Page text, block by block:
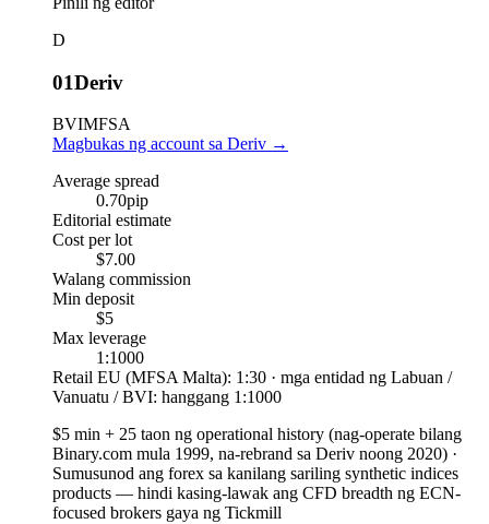
D
01Deriv
BVIMFSA
Magbukas ng account sa Deriv →
Average spread
0.70pip
Editorial estimate
Cost per lot
$7.00
Walang commission
Min deposit
$5
Max leverage
1:1000
Retail EU (MFSA Malta): 1:30 · mga entidad ng Labuan /
Vanuatu / BVI: hanggang 1:1000
$5 min + 25 taon ng operational history (nag-operate bilang
Binary.com mula 1999, na-rebrand sa Deriv noong 2020) ·
Sumusunod ang forex sa kanilang sariling synthetic indices
products — hindi kasing-lawak ang CFD breadth ng ECN-
focused brokers gaya ng Tickmill